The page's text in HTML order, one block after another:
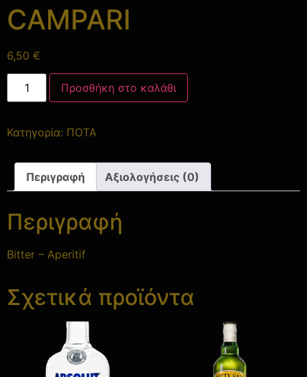
CAMPARI
6,50 €
Προσθήκη στο καλάθι
Κατηγορία: ΠΟΤΑ
Περιγραφή Αξιολογήσεις (0)
Περιγραφή
Bitter – Aperitif
Σχετικά προϊόντα